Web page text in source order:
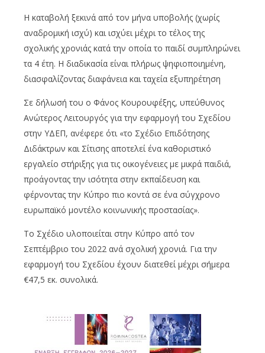
Η καταβολή ξεκινά από τον μήνα υποβολής (χωρίς
αναδρομική ισχύ) και ισχύει μέχρι το τέλος της
σχολικής χρονιάς κατά την οποία το παιδί συμπληρώνει
τα 4 έτη. Η διαδικασία είναι πλήρως ψηφιοποιημένη,
διασφαλίζοντας διαφάνεια και ταχεία εξυπηρέτηση
Σε δήλωσή του ο Φάνος Κουρουφέξης, υπεύθυνος
Ανώτερος Λειτουργός για την εφαρμογή του Σχεδίου
στην ΥΔΕΠ, ανέφερε ότι «το Σχέδιο Επιδότησης
Διδάκτρων και Σίτισης αποτελεί ένα καθοριστικό
εργαλείο στήριξης για τις οικογένειες με μικρά παιδιά,
προάγοντας την ισότητα στην εκπαίδευση και
φέρνοντας την Κύπρο πιο κοντά σε ένα σύγχρονο
ευρωπαϊκό μοντέλο κοινωνικής προστασίας».
Το Σχέδιο υλοποιείται στην Κύπρο από τον
Σεπτέμβριο του 2022 ανά σχολική χρονιά. Για την
εφαρμογή του Σχεδίου έχουν διατεθεί μέχρι σήμερα
€47,5 εκ. συνολικά.